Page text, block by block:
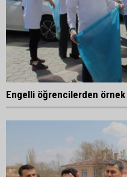
Engelli öğrencilerden örnek